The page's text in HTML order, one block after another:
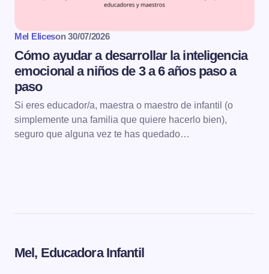
Mel Eliceson 30/07/2026
Cómo ayudar a desarrollar la inteligencia
emocional a niños de 3 a 6 años paso a
paso
Si eres educador/a, maestra o maestro de infantil (o
simplemente una familia que quiere hacerlo bien),
seguro que alguna vez te has quedado…
Mel, Educadora Infantil